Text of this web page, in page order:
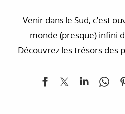
Venir dans le Sud, c’est
monde (presque) infini
Découvrez les trésors des
production transparente, de